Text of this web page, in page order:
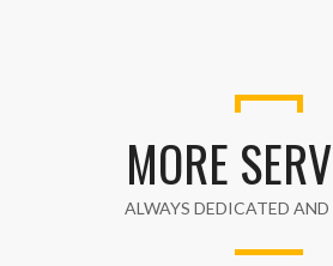
MORE
ALWAYS DEDICATED